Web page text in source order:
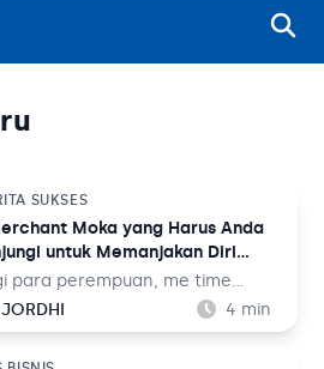
SUKSES
Moka yang Harus Anda
untuk Memanjakan Diri
para perempuan, me time
salah satu kegiatan yang bisa
apresiasi terhadap
JORDHI 4 min